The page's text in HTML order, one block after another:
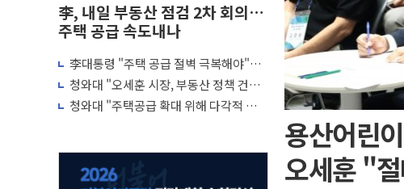
李, 내일 부동산 점검 2차 회의…
주택 공급 속도내나
李대통령 "주택 공급 절벽 극복해야"…
귀국 직후 7시간 부동산·증시 점검회의
청와대 "오세훈 시장, 부동산 정책 건의
서 받아 면밀 검토 예정"
청와대 "주택공급 확대 위해 다각적 검토
용산어린
오세훈 "